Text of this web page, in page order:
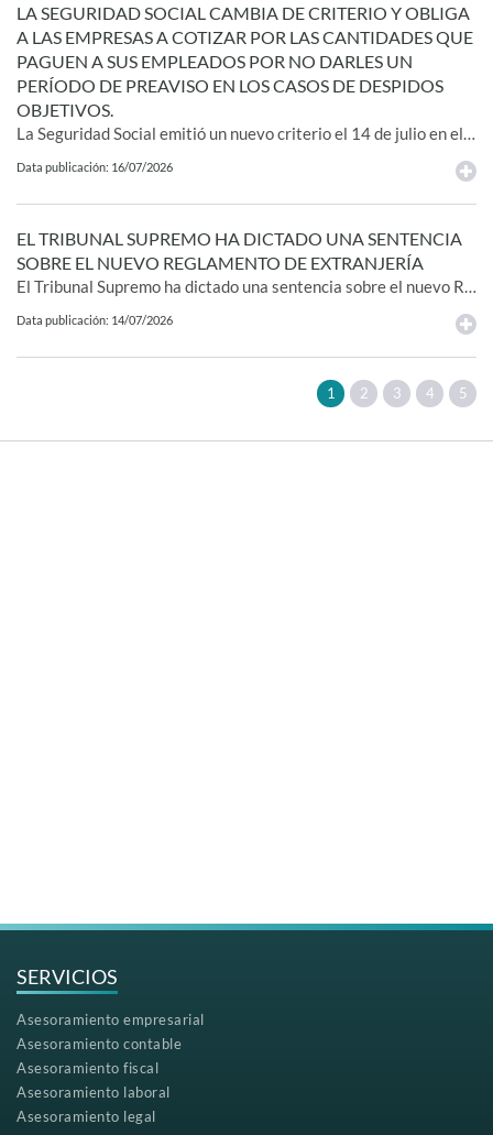
LA SEGURIDAD SOCIAL CAMBIA DE CRITERIO Y OBLIGA
A LAS EMPRESAS A COTIZAR POR LAS CANTIDADES QUE
PAGUEN A SUS EMPLEADOS POR NO DARLES UN
PERÍODO DE PREAVISO EN LOS CASOS DE DESPIDOS
OBJETIVOS.
La Seguridad Social emitió un nuevo criterio el 14 de julio en el que señala que el concepto de preaviso es distinto al de la indemnización. "Tendría un carácter más próximo al salarial y prueba de ello es que en caso de revocación de la sentencia extintiva de la relación laboral, el trabajador tendría que devolver la indemnización pero no la cantidad percibida por el preaviso", dice. "En consecuencia, las cantidades abonadas por falta de preaviso deben cotizarse en las correspondientes liquidaciones complementarias, considerándose el cese como el momento de su devengo", concluye.
Data publicación: 16/07/2026
EL TRIBUNAL SUPREMO HA DICTADO UNA SENTENCIA
SOBRE EL NUEVO REGLAMENTO DE EXTRANJERÍA
El Tribunal Supremo ha dictado una sentencia sobre el nuevo Reglamento de Extranjería, aprobado por RD 1155/2024 de 19 de noviembre, y ha resuelto el recurso presentado por varias organizaciones de defensa de los derechos de las personas migrantes. El fallo estima parcialmente el recurso, anula diversos preceptos reglamentarios y confirma la validez de buena parte de la reforma impulsada por el Gobierno. La sentencia mantiene la arquitectura general del nuevo Reglamento de Extranjería, pero introduce correcciones relevantes en cuestiones relacionadas con la protección de menores, la unidad familiar, el reconocimiento de situaciones jurídicas constituidas en el extranjero, la valoración de antecedentes penales y el acceso presencial a los procedimientos administrativos. Al mismo tiempo, confirma las nuevas restricciones introducidas en materia de arraigo para solicitantes de protección internacional, uno de los ejes centrales de la reforma.
Data publicación: 14/07/2026
1 2 3 4 5
SERVICIOS
Asesoramiento empresarial
Asesoramiento contable
Asesoramiento fiscal
Asesoramiento laboral
Asesoramiento legal